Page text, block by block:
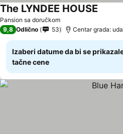
Pansion sa doručkom
The LYNDEE HOUSE
9,8 Odlično 53 Centar grada:
Izaberi datume da bi se
tačne cene